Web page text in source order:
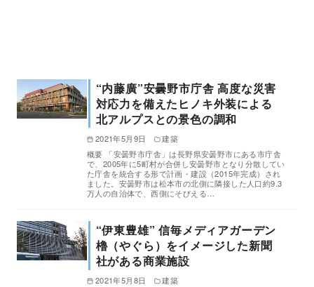
“内藤廣”安曇野市庁舎 高度な災害
対応力を備えたヒノキ外装による
北アルプスとの景色の調和
2021年5月9日
建築
概要 「安曇野市庁舎」は長野県安曇野市にある市庁舎
で、2005年に5町村が合併し安曇野市となり分散してい
た庁舎を統合する形で計画・建設（2015年完成）され
ました。安曇野市は松本市の北側に隣接した人口約9.3
万人の自治体で、西側にそびえる…
“伊東豊雄” 信毎メディアガーデン
櫓（やぐら）をイメージした新聞
社がある商業施設
2021年5月8日
建築